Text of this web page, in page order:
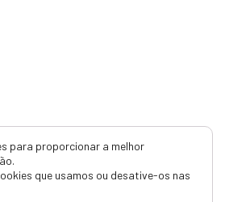
para proporcionar a melhor
que usamos ou desative-os nas